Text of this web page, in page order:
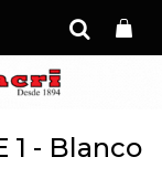
1 - Blanco